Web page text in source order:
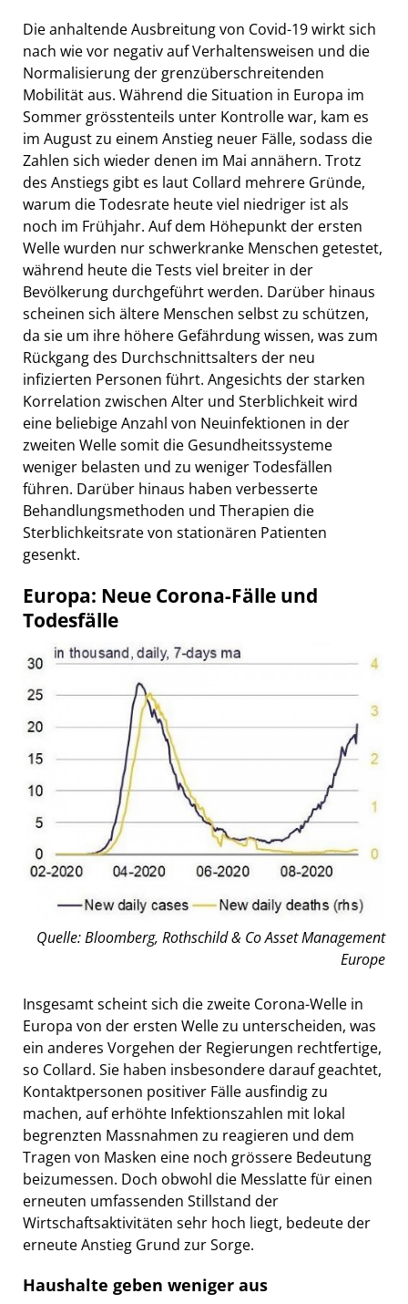
Die anhaltende Ausbreitung von Covid-19 wirkt sich
nach wie vor negativ auf Verhaltensweisen und die
Normalisierung der grenzüberschreitenden
Mobilität aus. Während die Situation in Europa im
Sommer grösstenteils unter Kontrolle war, kam es
im August zu einem Anstieg neuer Fälle, sodass die
Zahlen sich wieder denen im Mai annähern. Trotz
des Anstiegs gibt es laut Collard mehrere Gründe,
warum die Todesrate heute viel niedriger ist als
noch im Frühjahr. Auf dem Höhepunkt der ersten
Welle wurden nur schwerkranke Menschen getestet,
während heute die Tests viel breiter in der
Bevölkerung durchgeführt werden. Darüber hinaus
scheinen sich ältere Menschen selbst zu schützen,
da sie um ihre höhere Gefährdung wissen, was zum
Rückgang des Durchschnittsalters der neu
infizierten Personen führt. Angesichts der starken
Korrelation zwischen Alter und Sterblichkeit wird
eine beliebige Anzahl von Neuinfektionen in der
zweiten Welle somit die Gesundheitssysteme
weniger belasten und zu weniger Todesfällen
führen. Darüber hinaus haben verbesserte
Behandlungsmethoden und Therapien die
Sterblichkeitsrate von stationären Patienten
gesenkt.
Europa: Neue Corona-Fälle und
Todesfälle
Quelle: Bloomberg, Rothschild & Co Asset Management
Europe
Insgesamt scheint sich die zweite Corona-Welle in
Europa von der ersten Welle zu unterscheiden, was
ein anderes Vorgehen der Regierungen rechtfertige,
so Collard. Sie haben insbesondere darauf geachtet,
Kontaktpersonen positiver Fälle ausfindig zu
machen, auf erhöhte Infektionszahlen mit lokal
begrenzten Massnahmen zu reagieren und dem
Tragen von Masken eine noch grössere Bedeutung
beizumessen. Doch obwohl die Messlatte für einen
erneuten umfassenden Stillstand der
Wirtschaftsaktivitäten sehr hoch liegt, bedeute der
erneute Anstieg Grund zur Sorge.
Haushalte geben weniger aus